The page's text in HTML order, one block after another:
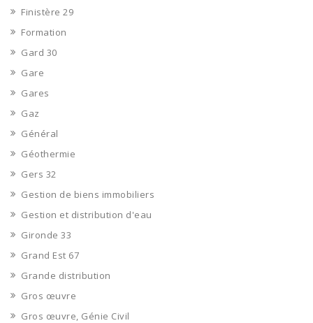
Finistère 29
Formation
Gard 30
Gare
Gares
Gaz
Général
Géothermie
Gers 32
Gestion de biens immobiliers
Gestion et distribution d'eau
Gironde 33
Grand Est 67
Grande distribution
Gros œuvre
Gros œuvre, Génie Civil